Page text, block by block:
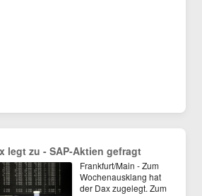
legt zu - SAP-Aktien gefragt
Frankfurt/Main - Zum
Wochenausklang hat
der Dax zugelegt. Zum